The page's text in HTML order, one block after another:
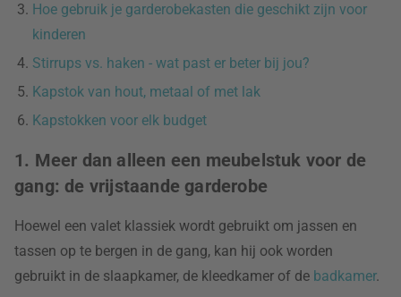
Hoe gebruik je garderobekasten die geschikt zijn voor
kinderen
Stirrups vs. haken - wat past er beter bij jou?
Kapstok van hout, metaal of met lak
Kapstokken voor elk budget
1. Meer dan alleen een meubelstuk voor de
gang: de vrijstaande garderobe
Hoewel een valet klassiek wordt gebruikt om jassen en
tassen op te bergen in de gang, kan hij ook worden
gebruikt in de slaapkamer, de kleedkamer of de badkamer.